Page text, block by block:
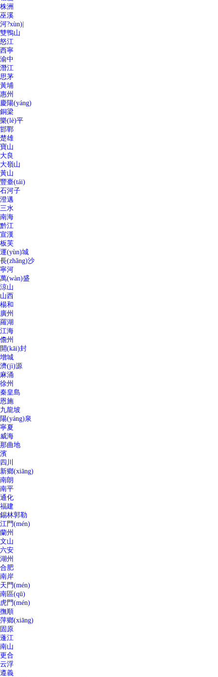
株洲
巫溪
河?xùn)|
雙鴨山
怒江
西寧
渝中
潛江
思茅
黃埔
惠州
慶陽(yáng)
銅梁
樂(lè)平
邯鄲
楚雄
寶山
大良
大嶺山
黃山
豐臺(tái)
石河子
澄邁
三水
南海
黔江
宣漢
板芙
運(yùn)城
長(zhǎng)沙
寧河
萬(wàn)盛
涼山
山西
楊和
廣州
羅湖
江海
儋州
開(kāi)封
增城
濟(jì)源
麻涌
徐州
秦皇島
恩施
九龍坡
陽(yáng)泉
寧夏
威海
那曲地
濱
四川
新鄉(xiāng)
南朗
南平
通化
福建
錫林郭勒
江門(mén)
蘭州
文山
六安
湖州
合肥
南岸
天門(mén)
南區(qū)
虎門(mén)
撫順
萍鄉(xiāng)
固原
蓬江
南山
更合
云浮
遵義